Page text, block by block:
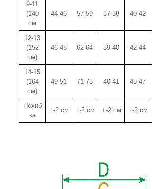
9-11
(140
см
44-46 57-59 37-38 40-42
12-13
(152
см)
46-48 62-64 39-40 42-44
14-15
(164
см)
49-51 71-73 40-41 45-47
Похиб
ка
+-2 см +-2 см +-2 см +-2 см